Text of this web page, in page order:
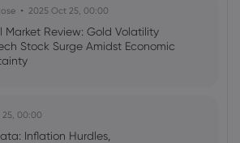
2025 Oct 25, 00:00
Market Review: Gold Volatility
Stock Surge Amidst Economic
00:00
Inflation Hurdles,